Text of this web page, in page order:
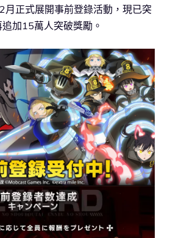
月正式展開事前登錄活動，現已突
加15萬人突破獎勵。